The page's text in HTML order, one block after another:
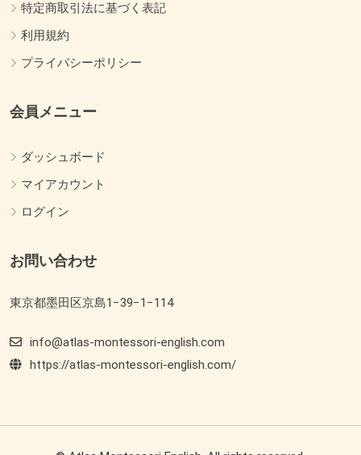
特定商取引法に基づく表記
利用規約
プライバシーポリシー
会員メニュー
ダッシュボード
マイアカウント
ログイン
お問い合わせ
東京都墨田区京島1−39−1−114
info@atlas-montessori-english.com
https://atlas-montessori-english.com/